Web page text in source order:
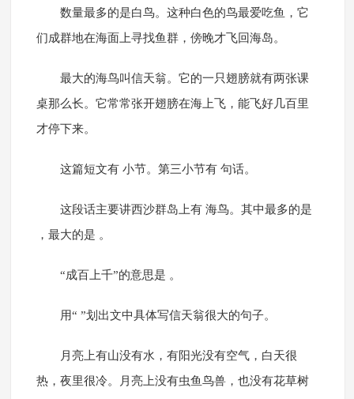
数量最多的是白鸟。这种白色的鸟最爱吃鱼，它
们成群地在海面上寻找鱼群，傍晚才飞回海岛。
最大的海鸟叫信天翁。它的一只翅膀就有两张课
桌那么长。它常常张开翅膀在海上飞，能飞好几百里
才停下来。
这篇短文有 小节。第三小节有 句话。
这段话主要讲西沙群岛上有 海鸟。其中最多的是
，最大的是 。
“成百上千”的意思是 。
用“ ”划出文中具体写信天翁很大的句子。
月亮上有山没有水，有阳光没有空气，白天很
热，夜里很冷。月亮上没有虫鱼鸟兽，也没有花草树